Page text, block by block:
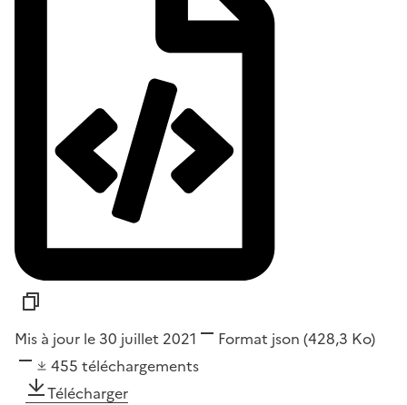
Mis à jour le 30 juillet 2021 Format json (428,3 Ko)
455 téléchargements
Télécharger